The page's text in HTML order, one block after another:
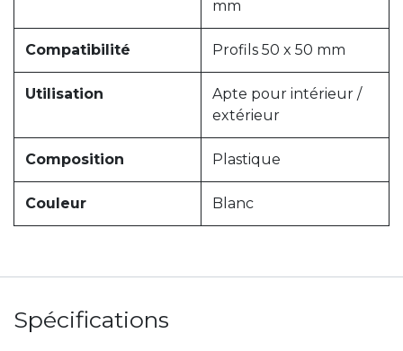
mm
Compatibilité Profils 50 x 50 mm
Utilisation
Apte pour intérieur /
extérieur
Composition Plastique
Couleur Blanc
Spécifications